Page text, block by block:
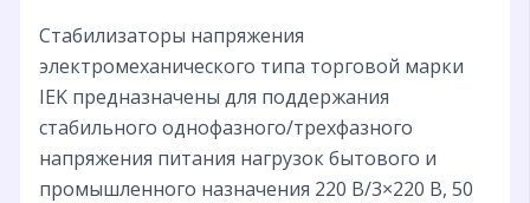
Стабилизаторы напряжения
электромеханического типа торговой марки
IEK предназначены для поддержания
стабильного однофазного/трехфазного
напряжения питания нагрузок бытового и
промышленного назначения 220 B/3×220 В, 50